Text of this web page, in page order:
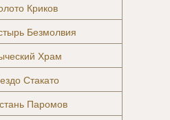
Криков
Безмолвия
Храм
Стакато
Паромов